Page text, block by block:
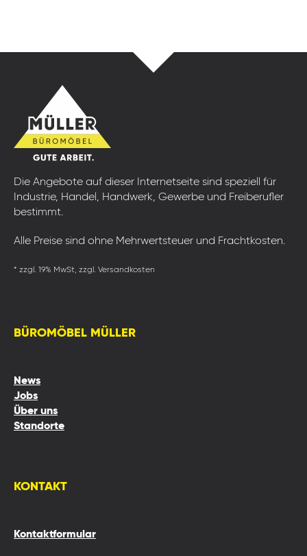
Die Angebote auf dieser Internetseite sind speziell für
Industrie, Handel, Handwerk, Gewerbe und Freiberufler
bestimmt.
Alle Preise sind ohne Mehrwertsteuer und Frachtkosten.
* zzgl. 19% MwSt, zzgl. Versandkosten
BÜROMÖBEL MÜLLER
News
Jobs
Über uns
Standorte
KONTAKT
Kontaktformular